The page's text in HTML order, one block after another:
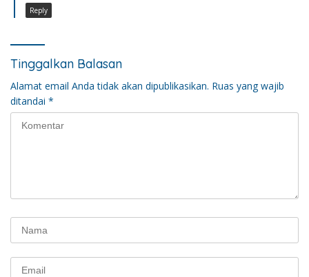
Reply
Tinggalkan Balasan
Alamat email Anda tidak akan dipublikasikan. Ruas yang wajib
ditandai *